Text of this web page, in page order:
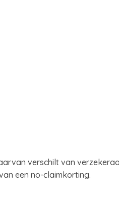
verschilt van
een no-claimkorting.